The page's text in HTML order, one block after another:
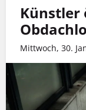
Künstler
Mittwoch, 30.